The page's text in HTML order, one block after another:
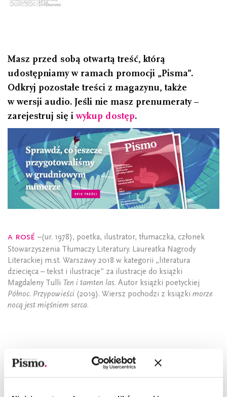
Masz przed sobą otwartą treść, którą
udostępniamy w ramach promocji „Pisma”.
Odkryj pozostałe treści z magazynu, także
w wersji audio. Jeśli nie masz prenumeraty –
zarejestruj się i wykup dostęp.
A Rosé –(ur. 1978), poetka, ilustrator, tłumaczka, członek
Stowarzyszenia Tłumaczy Literatury. Laureatka Nagrody
Literackiej m.st. Warszawy 2018 w kategorii „literatura
dziecięca – tekst i ilustracje” za ilustracje do książki
Magdaleny Tulli Ten i tamten las. Autor książki poetyckiej
Północ. Przypowieści (2019). Wiersz pochodzi z książki morze
nocą jest mięśniem serca.
CZYTAJ TAKŻE